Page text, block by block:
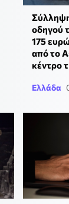
οδηγού
175
από το
κέντρο
Ελλάδα